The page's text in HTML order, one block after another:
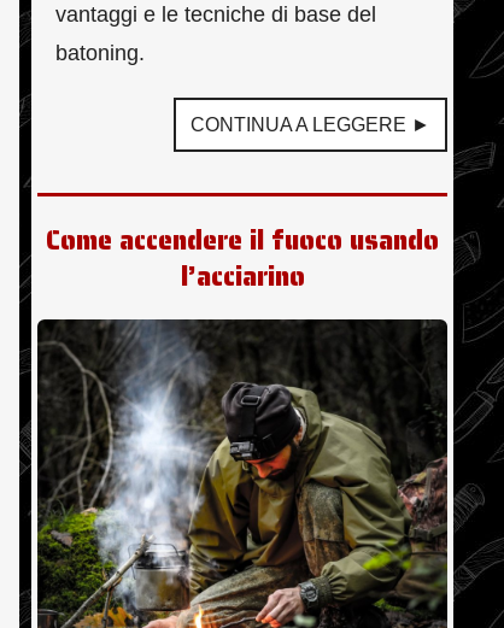
vantaggi e le tecniche di base del
batoning.
CONTINUA A LEGGERE ►
Come accendere il fuoco usando
l’acciarino